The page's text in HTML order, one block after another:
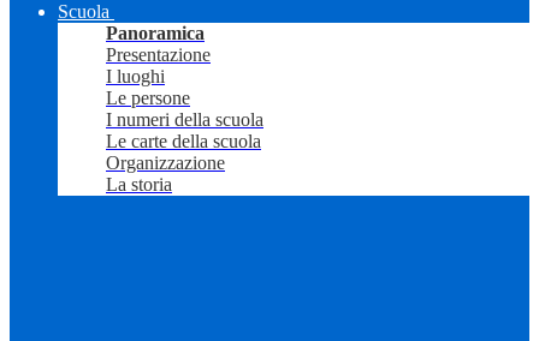
Scuola
Panoramica
Presentazione
I luoghi
Le persone
I numeri della scuola
Le carte della scuola
Organizzazione
La storia